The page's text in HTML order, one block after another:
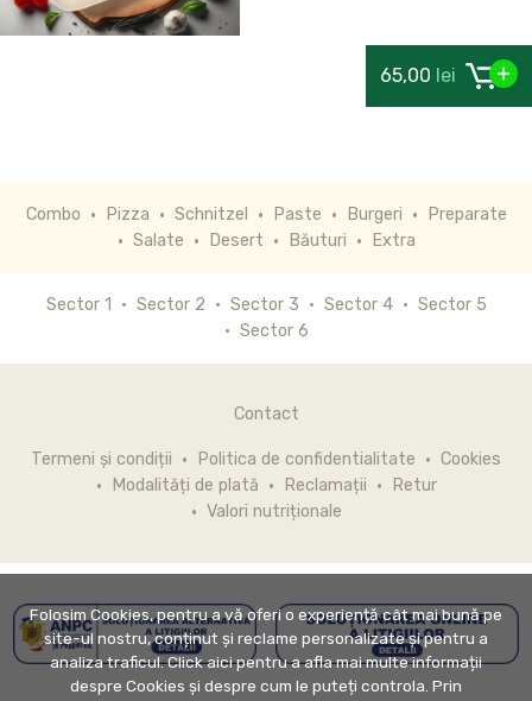
65,00 lei
Combo Pizza Schnitzel Paste Burgeri
Preparate
Salate
Desert Băuturi Extra
Sector 1 Sector 2 Sector 3 Sector 4
Sector 5
Sector 6
Contact
Termeni și condiții Politica de confidentialitate
Cookies
Modalități de plată
Reclamații
Retur
Valori nutriționale
Folosim Cookies, pentru a vă oferi o experiență cât mai bună pe
site-ul nostru, conținut și reclame personalizate și pentru a
analiza traficul. Click aici pentru a afla mai multe informații
despre Cookies și despre cum le puteți controla. Prin